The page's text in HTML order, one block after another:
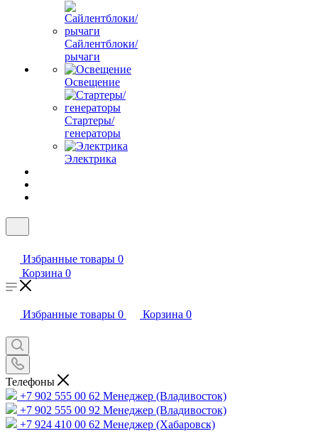
Сайлентблоки/
рычаги
Освещение
Стартеры/
генераторы
Электрика
Избранные товары 0
Корзина 0
Избранные товары 0 Корзина 0
Телефоны
+7 902 555 00 62 Менеджер (Владивосток)
+7 902 555 00 92 Менеджер (Владивосток)
+7 924 410 00 62 Менеджер (Хабаровск)